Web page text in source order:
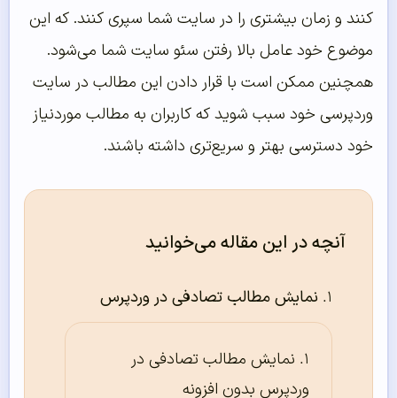
کنند و زمان بیشتری را در سایت شما سپری کنند. که این
موضوع خود عامل بالا رفتن سئو سایت شما می‌شود.
همچنین ممکن است با قرار دادن این مطالب در سایت
وردپرسی خود سبب شوید که کاربران به مطالب موردنیاز
خود دسترسی بهتر و سریع‌تری داشته باشند.
آنچه در این مقاله می‌خوانید
نمایش مطالب تصادفی در وردپرس
نمایش مطالب تصادفی در
وردپرس بدون افزونه